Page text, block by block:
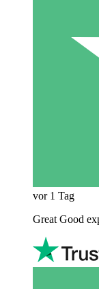
vor 1 Tag
Great Good